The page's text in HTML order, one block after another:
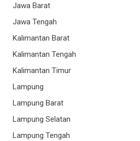
Jawa Barat
Jawa Tengah
Kalimantan Barat
Kalimantan Tengah
Kalimantan Timur
Lampung
Lampung Barat
Lampung Selatan
Lampung Tengah